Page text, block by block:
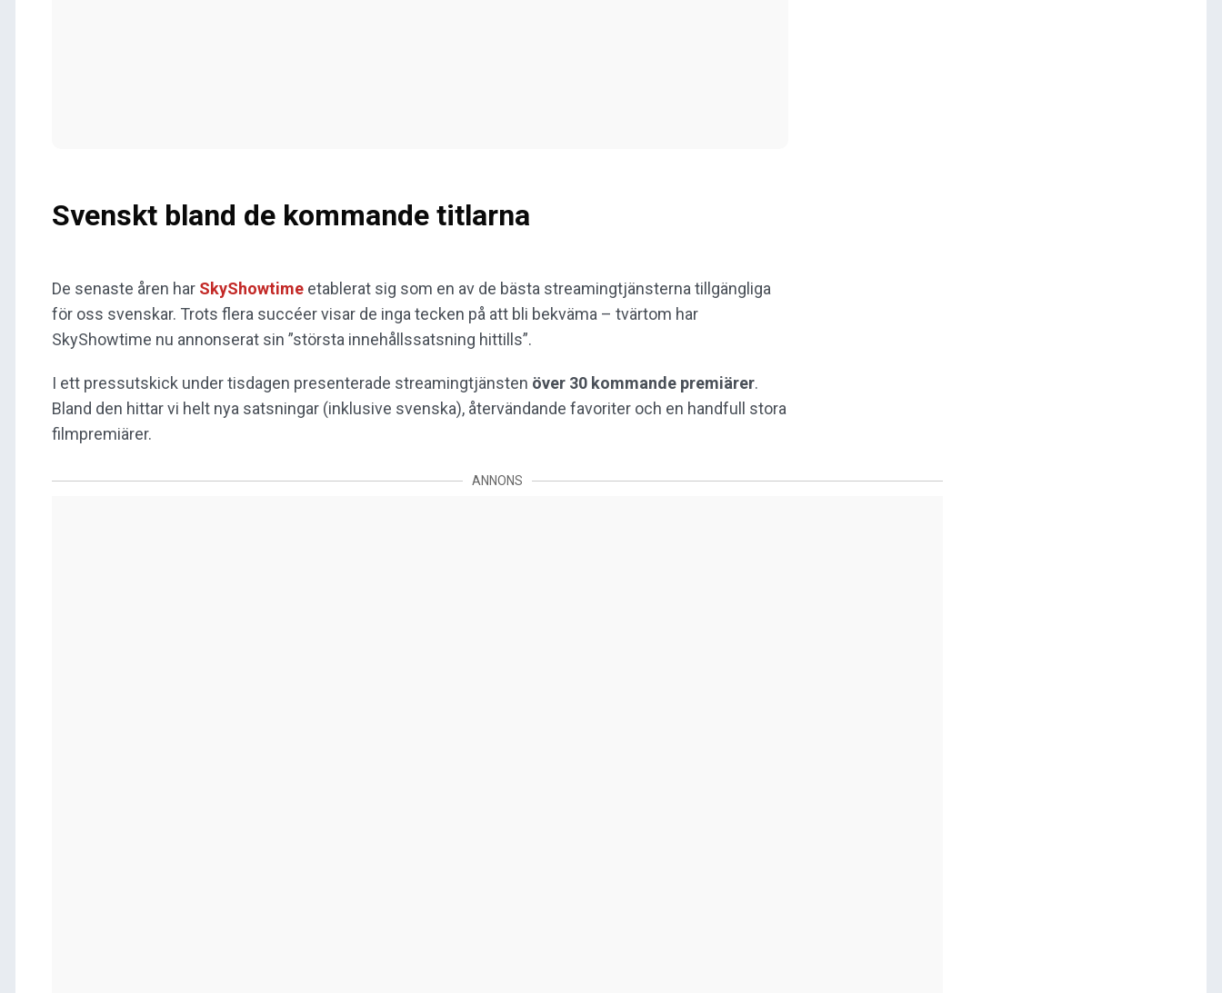
Svenskt bland de kommande titlarna
De senaste åren har SkyShowtime etablerat sig som en av de bästa streamingtjänsterna tillgängliga
för oss svenskar. Trots flera succéer visar de inga tecken på att bli bekväma – tvärtom har
SkyShowtime nu annonserat sin ”största innehållssatsning hittills”.
I ett pressutskick under tisdagen presenterade streamingtjänsten över 30 kommande premiärer.
Bland den hittar vi helt nya satsningar (inklusive svenska), återvändande favoriter och en handfull stora
filmpremiärer.
ANNONS